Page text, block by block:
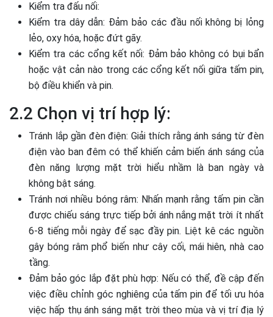
Kiểm tra đấu nối:
Kiểm tra dây dẫn: Đảm bảo các đầu nối không bị lỏng
lẻo, oxy hóa, hoặc đứt gãy.
Kiểm tra các cổng kết nối: Đảm bảo không có bụi bẩn
hoặc vật cản nào trong các cổng kết nối giữa tấm pin,
bộ điều khiển và pin.
2.2 Chọn vị trí hợp lý:
Tránh lắp gần đèn điện: Giải thích rằng ánh sáng từ đèn
điện vào ban đêm có thể khiến cảm biến ánh sáng của
đèn năng lượng mặt trời hiểu nhầm là ban ngày và
không bật sáng.
Tránh nơi nhiều bóng râm: Nhấn mạnh rằng tấm pin cần
được chiếu sáng trực tiếp bởi ánh nắng mặt trời ít nhất
6-8 tiếng mỗi ngày để sạc đầy pin. Liệt kê các nguồn
gây bóng râm phổ biến như cây cối, mái hiên, nhà cao
tầng.
Đảm bảo góc lắp đặt phù hợp: Nếu có thể, đề cập đến
việc điều chỉnh góc nghiêng của tấm pin để tối ưu hóa
việc hấp thụ ánh sáng mặt trời theo mùa và vị trí địa lý